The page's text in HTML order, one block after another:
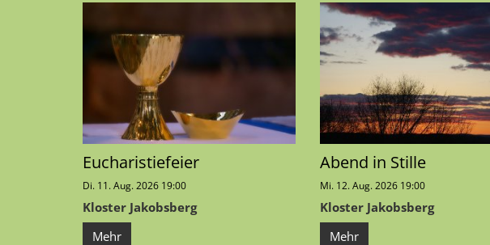
Eucharistiefeier
Di. 11. Aug. 2026 19:00
Kloster Jakobsberg
Mehr
Abend in Stille
Mi. 12. Aug. 2026 19:00
Kloster Jakobsberg
Mehr